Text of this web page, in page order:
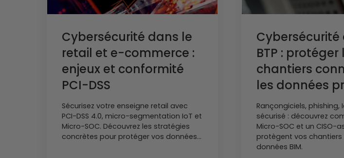
Cybersécurité dans le
retail et e-commerce :
enjeux et conformité
PCI-DSS
Sécurisez votre enseigne retail avec
PCI-DSS 4.0, micro-segmentation IoT et
Micro-SOC. Découvrez les stratégies
concrètes pour protéger vos données...
Cybersécurité
BTP : protéger
chantiers
les données
Rançongiciels, phishing,
sécurisé : découvrez
Micro-SOC et un CISO-
protègent vos chantiers
données BIM.